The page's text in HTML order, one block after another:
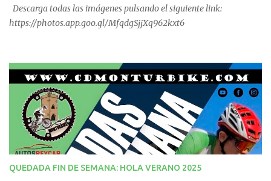
Descarga todas las imágenes pulsando el siguiente link:
https://photos.app.goo.gl/MfqdgSjjXq962kxt6
QUEDADA FIN DE SEMANA: HOLA VERANO 2025